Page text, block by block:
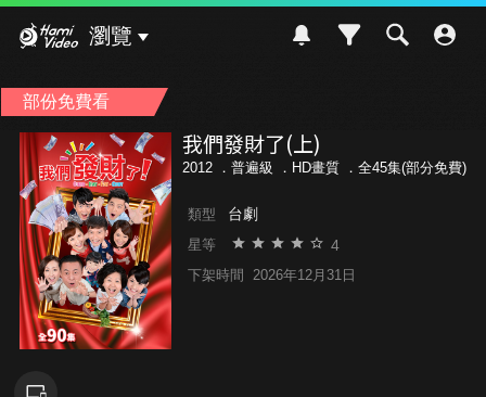
瀏覽
部份免費看
我們發財了(上)
2012 ． 普遍級 ．HD畫質 ．全45集(部分免費)
類型 台劇
星等 4
下架時間 2026年12月31日